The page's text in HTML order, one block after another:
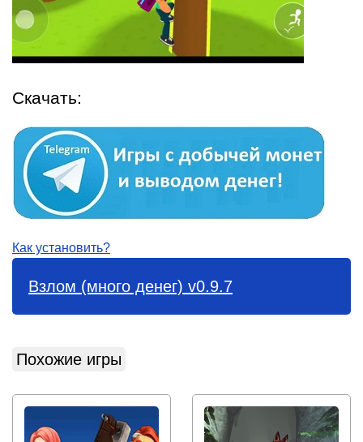
Скачать:
Как установить?
Взлом (много денег) v0.9.7
Похожие игры